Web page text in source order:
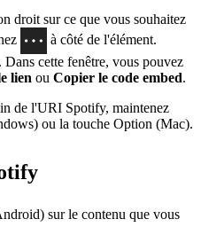
droit sur ce que vous souhaitez
à côté de l'élément.
. Dans cette fenêtre, vous pouvez
lien ou Copier le code embed.
de l'URI Spotify, maintenez
ou la touche Option (Mac).
sur le contenu que vous